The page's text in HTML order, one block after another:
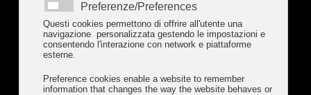
Preferenze/Preferences
Questi cookies permettono di offrire all'utente una
navigazione personalizzata gestendo le impostazioni e
consentendo l'interazione con network e piattaforme
esterne.
Preference cookies enable a website to remember
information that changes the way the website behaves or
Tel. 010 709809
Orari Macelleria
da lunedì a domenica